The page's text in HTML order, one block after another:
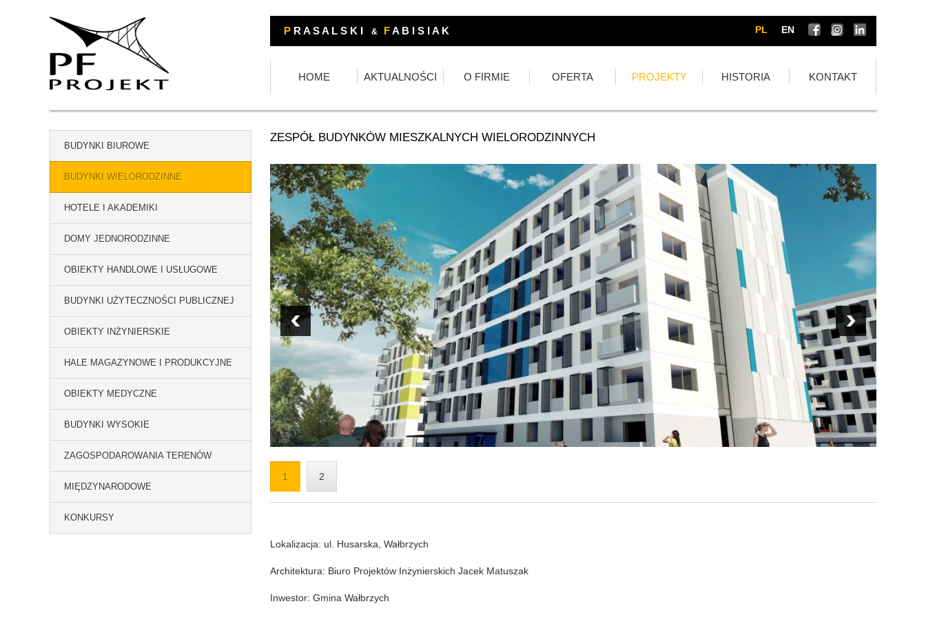
P R A S A L S K I & FA B I S I A K PL EN
HOME AKTUALNOŚCI O FIRMIE OFERTA PROJEKTY HISTORIA KONTAKT
BUDYNKI BIUROWE
BUDYNKI WIELORODZINNE
HOTELE I AKADEMIKI
DOMY JEDNORODZINNE
OBIEKTY HANDLOWE I USŁUGOWE
BUDYNKI UŻYTECZNOŚCI PUBLICZNEJ
OBIEKTY INŻYNIERSKIE
HALE MAGAZYNOWE I PRODUKCYJNE
OBIEKTY MEDYCZNE
BUDYNKI WYSOKIE
ZAGOSPODAROWANIA TERENÓW
MIĘDZYNARODOWE
KONKURSY
ZESPÓŁ BUDYNKÓW MIESZKALNYCH WIELORODZINNYCH
1 2
Lokalizacja: ul. Husarska, Wałbrzych
Architektura: Biuro Projektów Inżynierskich Jacek Matuszak
Inwestor: Gmina Wałbrzych